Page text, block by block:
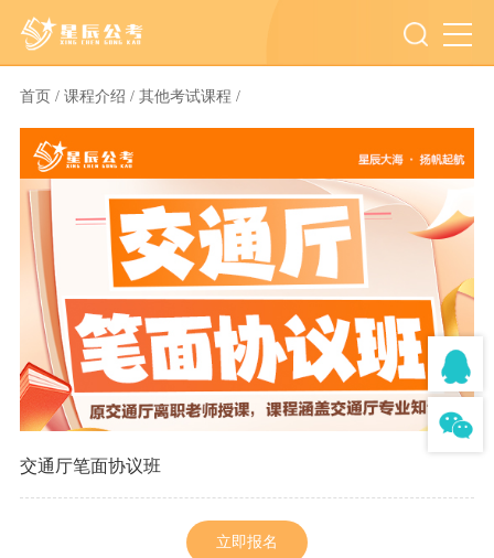
首页 / 课程介绍 / 其他考试课程 /
交通厅笔面协议班
立即报名